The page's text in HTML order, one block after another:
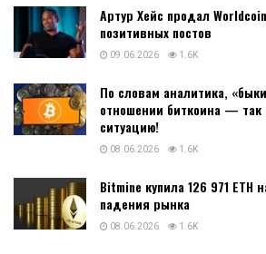
Артур Хейс продал
позитивных постов
09.06.2026 1.6K
По словам аналитика,
отношении биткоина —
ситуацию!
08.06.2026 1.6K
Bitmine купила 126 971
падения рынка
08.06.2026 1.6K